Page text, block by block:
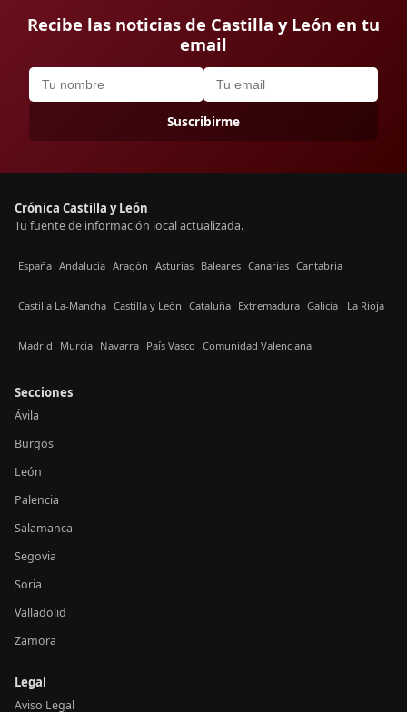
Recibe las noticias de Castilla y León en tu
email
Suscribirme
Crónica Castilla y León
Tu fuente de información local actualizada.
España Andalucía Aragón Asturias Baleares Canarias Cantabria
Castilla La-Mancha Castilla y León Cataluña Extremadura Galicia La Rioja
Madrid Murcia Navarra País Vasco Comunidad Valenciana
Secciones
Ávila
Burgos
León
Palencia
Salamanca
Segovia
Soria
Valladolid
Zamora
Legal
Aviso Legal